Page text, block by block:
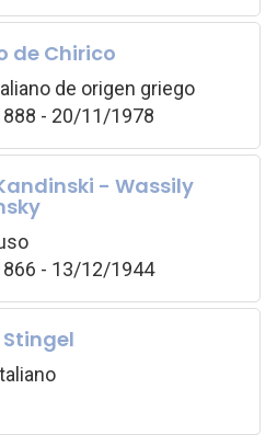
de Chirico
de origen griego
- 20/11/1978
- Wassily
- 13/12/1944